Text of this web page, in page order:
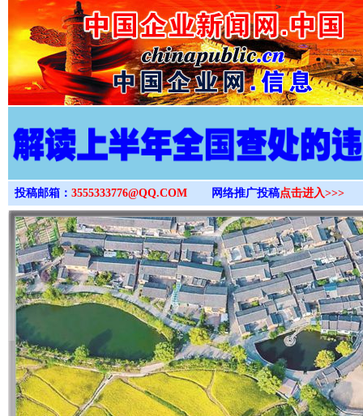
>
投稿邮箱： 3555333776@QQ.COM 网络推广投稿点击进入>>>